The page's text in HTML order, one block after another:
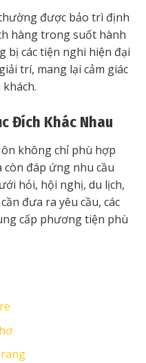
được bảo trì định
hàng trong suốt hành
bị các tiện nghi hiện đại
trí, mang lại cảm giác
Đích Khác Nhau
không chỉ phù hợp
còn đáp ứng nhu cầu
hỏi, hội nghị, du lịch,
đưa ra yêu cầu, các
cấp phương tiện phù